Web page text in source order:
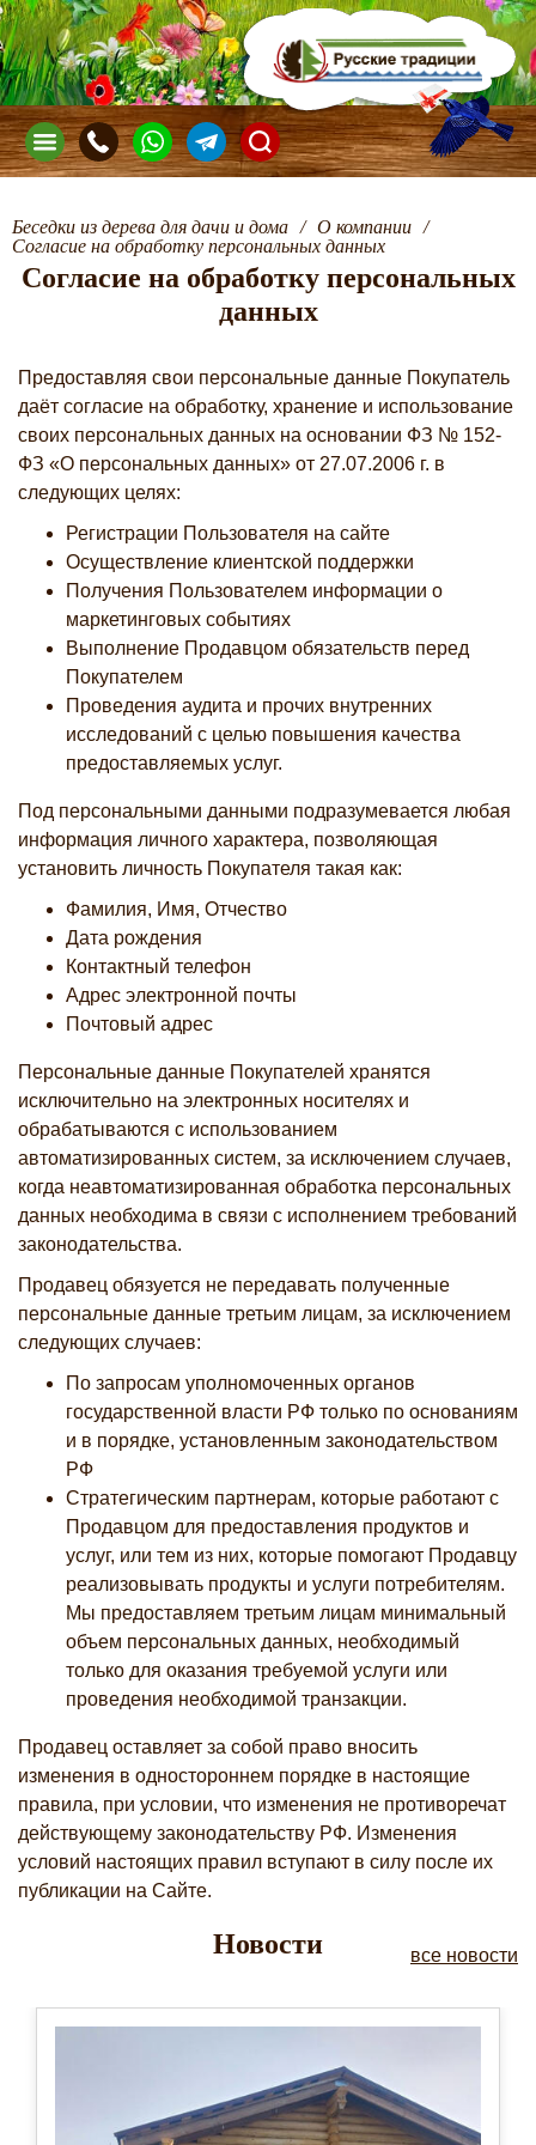
Беседки из дерева для дачи и дома / О компании /
Согласие на обработку персональных данных
Согласие на обработку персональных
данных
Предоставляя свои персональные данные Покупатель
даёт согласие на обработку, хранение и использование
своих персональных данных на основании ФЗ № 152-
ФЗ «О персональных данных» от 27.07.2006 г. в
следующих целях:
Регистрации Пользователя на сайте
Осуществление клиентской поддержки
Получения Пользователем информации о
маркетинговых событиях
Выполнение Продавцом обязательств перед
Покупателем
Проведения аудита и прочих внутренних
исследований с целью повышения качества
предоставляемых услуг.
Под персональными данными подразумевается любая
информация личного характера, позволяющая
установить личность Покупателя такая как:
Фамилия, Имя, Отчество
Дата рождения
Контактный телефон
Адрес электронной почты
Почтовый адрес
Персональные данные Покупателей хранятся
исключительно на электронных носителях и
обрабатываются с использованием
автоматизированных систем, за исключением случаев,
когда неавтоматизированная обработка персональных
данных необходима в связи с исполнением требований
законодательства.
Продавец обязуется не передавать полученные
персональные данные третьим лицам, за исключением
следующих случаев:
По запросам уполномоченных органов
государственной власти РФ только по основаниям
и в порядке, установленным законодательством
РФ
Стратегическим партнерам, которые работают с
Продавцом для предоставления продуктов и
услуг, или тем из них, которые помогают Продавцу
реализовывать продукты и услуги потребителям.
Мы предоставляем третьим лицам минимальный
объем персональных данных, необходимый
только для оказания требуемой услуги или
проведения необходимой транзакции.
Продавец оставляет за собой право вносить
изменения в одностороннем порядке в настоящие
правила, при условии, что изменения не противоречат
действующему законодательству РФ. Изменения
условий настоящих правил вступают в силу после их
публикации на Сайте.
Новости все новости